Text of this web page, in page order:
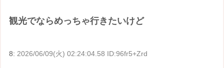
観光でならめっちゃ行きたいけど
8: 2026/06/09(火) 02:24:04.58 ID:96fr5+Zrd